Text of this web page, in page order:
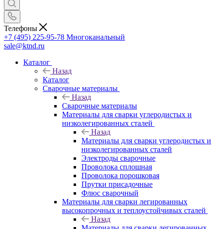
Телефоны
+7 (495) 225-95-78 Многоканальный
sale@ktnd.ru
Каталог
Назад
Каталог
Сварочные материалы
Назад
Сварочные материалы
Материалы для сварки углеродистых и
низколегированных сталей
Назад
Материалы для сварки углеродистых и
низколегированных сталей
Электроды сварочные
Проволока сплошная
Проволока порошковая
Прутки присадочные
Флюс сварочный
Материалы для сварки легированных
высокопрочных и теплоустойчивых сталей
Назад